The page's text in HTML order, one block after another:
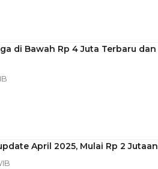
di Bawah Rp 4 Juta Terbaru dan
April 2025, Mulai Rp 2 Jutaan